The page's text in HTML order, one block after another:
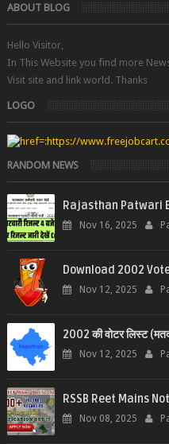
ABOUT BLOG
Hello Visitor,
In This Website you find more
Visit site and link world. Thanks
LOGO
RANDOM NEWS
Rajasthan Patwari
Nov 16, 2025
Download 2002
Nov 12, 2025
2002 की वोटर लिस्ट
Nov 12, 2025
RSSB Reet Mains
Nov 08, 2025